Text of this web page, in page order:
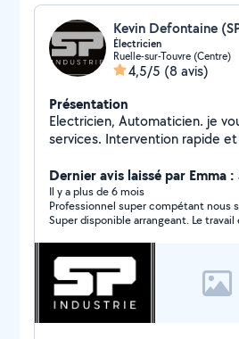
Électricien
Ruelle-sur-Touvre (Centre)
4,5/5 (8 avis)
Présentation
Electricien, Automaticien. je vous propose mes
services. Intervention rapide et de qualité. SAV
Dernier avis laissé par Emma
Il y a plus de 6 mois
Professionnel super compétant nous
Super disponible arrangeant. Le